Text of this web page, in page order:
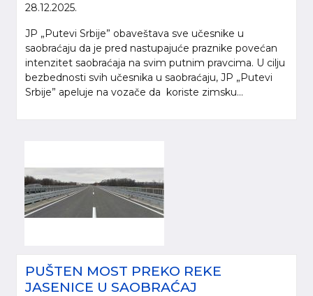
28.12.2025.
JP „Putevi Srbije” obaveštava sve učesnike u
saobraćaju da je pred nastupajuće praznike povećan
intenzitet saobraćaja na svim putnim pravcima. U cilju
bezbednosti svih učesnika u saobraćaju, JP „Putevi
Srbije” apeluje na vozače da koriste zimsku...
PUŠTEN MOST PREKO REKE
JASENICE U SAOBRAĆAJ